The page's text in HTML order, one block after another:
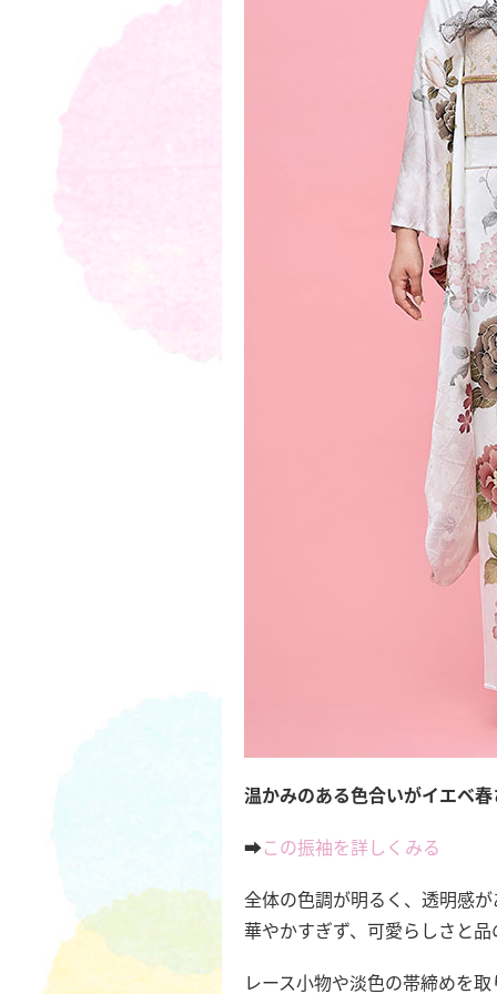
温かみのある色合いがイエベ
➡️この振袖を詳しくみる
全体の色調が明るく、透明感
華やかすぎず、可愛らしさと
レース小物や淡色の帯締めを